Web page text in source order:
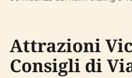
Attrazioni
Consigli di